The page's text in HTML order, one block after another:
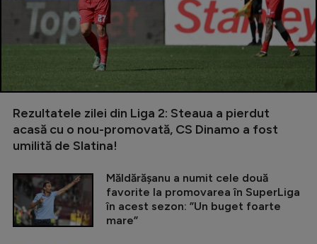
Rezultatele zilei din Liga 2: Steaua a pierdut
acasă cu o nou-promovată, CS Dinamo a fost
umilită de Slatina!
Măldărășanu a numit cele două
favorite la promovarea în SuperLiga
în acest sezon: ”Un buget foarte
mare”